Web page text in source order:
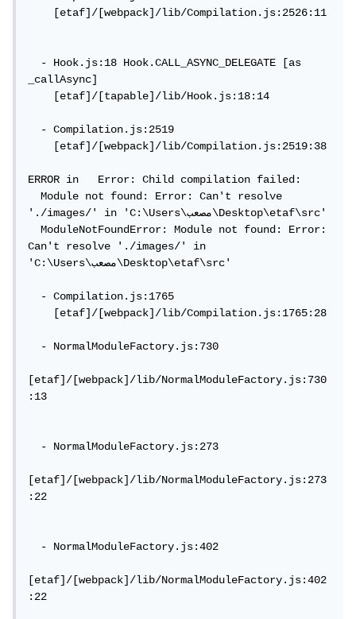
[etaf]/[webpack]/lib/Compilation.js:2526:11
- Hook.js:18 Hook.CALL_ASYNC_DELEGATE [as
_callAsync]
[etaf]/[tapable]/lib/Hook.js:18:14
- Compilation.js:2519
[etaf]/[webpack]/lib/Compilation.js:2519:38
ERROR in   Error: Child compilation failed:
Module not found: Error: Can't resolve
'./images/' in 'C:\Users\مصعب\Desktop\etaf\src'
ModuleNotFoundError: Module not found: Error:
Can't resolve './images/' in
'C:\Users\مصعب\Desktop\etaf\src'
- Compilation.js:1765
[etaf]/[webpack]/lib/Compilation.js:1765:28
- NormalModuleFactory.js:730
[etaf]/[webpack]/lib/NormalModuleFactory.js:730
:13
- NormalModuleFactory.js:273
[etaf]/[webpack]/lib/NormalModuleFactory.js:273
:22
- NormalModuleFactory.js:402
[etaf]/[webpack]/lib/NormalModuleFactory.js:402
:22